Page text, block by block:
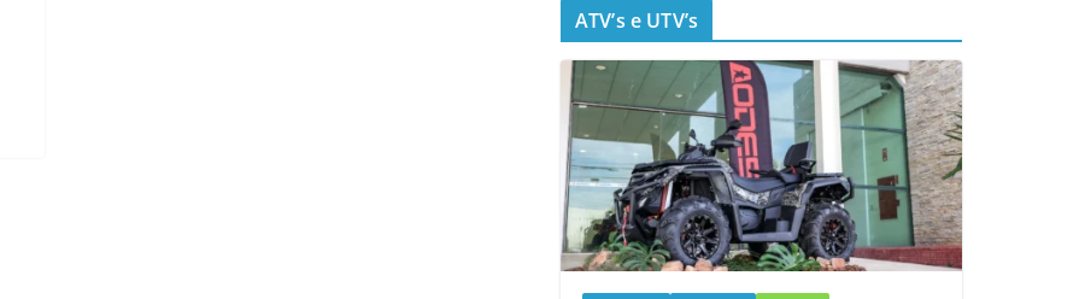
ATV’s e UTV’s